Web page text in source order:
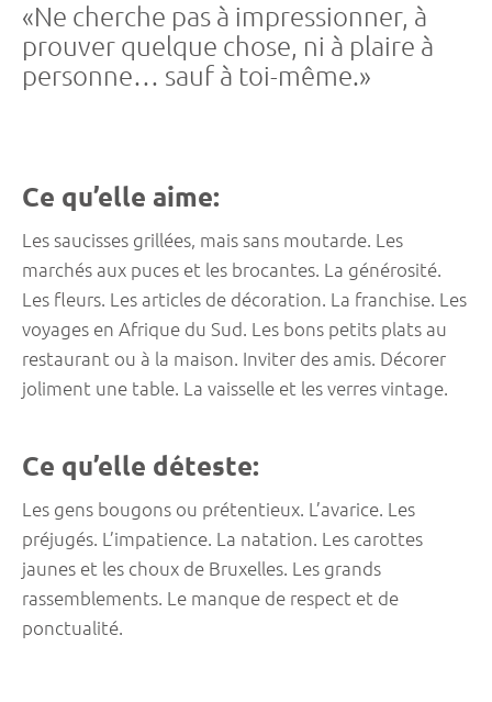
«Ne cherche pas à impressionner, à
prouver quelque chose, ni à plaire à
personne… sauf à toi-même.»
Ce qu’elle aime:
Les saucisses grillées, mais sans moutarde. Les
marchés aux puces et les brocantes. La générosité.
Les fleurs. Les articles de décoration. La franchise. Les
voyages en Afrique du Sud. Les bons petits plats au
restaurant ou à la maison. Inviter des amis. Décorer
joliment une table. La vaisselle et les verres vintage.
Ce qu’elle déteste:
Les gens bougons ou prétentieux. L’avarice. Les
préjugés. L’impatience. La natation. Les carottes
jaunes et les choux de Bruxelles. Les grands
rassemblements. Le manque de respect et de
ponctualité.